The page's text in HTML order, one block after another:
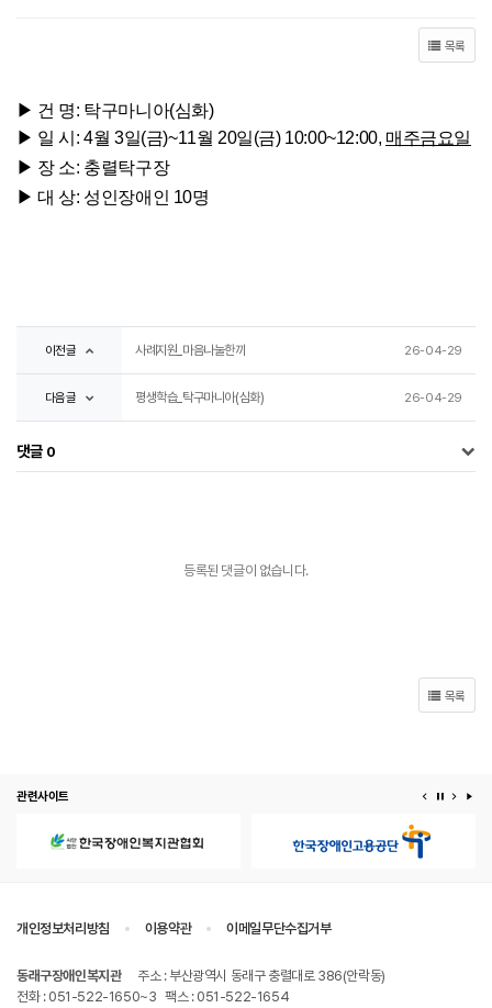
목록
▶ 건 명: 탁구마니아(심화)
▶ 일 시: 4월 3일(금)~11월 20일(금) 10:00~12:00, 매주금요일
▶ 장 소: 충렬탁구장
▶ 대 상: 성인장애인 10명
이전글 사례지원_마음나눌한끼 26-04-29
다음글 평생학습_탁구마니아(심화) 26-04-29
댓글 0
등록된 댓글이 없습니다.
목록
관련사이트 이전 배너
배너 정지
다음
개인정보처리방침 이용약관 이메일무단수집거부
동래구장애인복지관
주소 : 부산광역시 동래구 충렬대로 386(안락동)
전화 : 051-522-1650~3 팩스 : 051-522-1654